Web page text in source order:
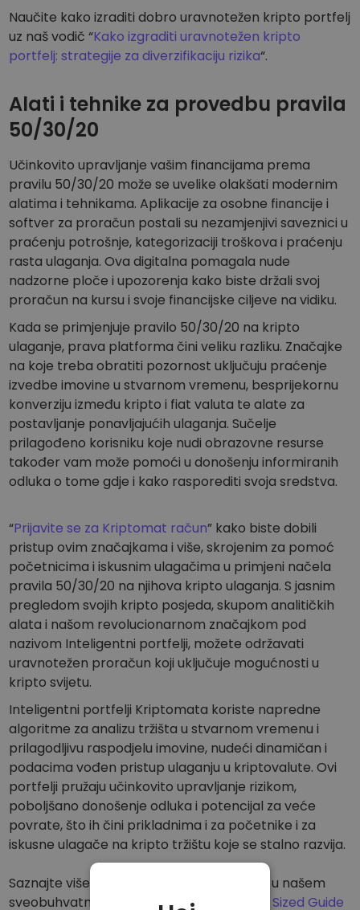
Naučite kako izraditi dobro uravnotežen kripto portfelj
uz naš vodič “Kako izgraditi uravnotežen kripto
portfelj: strategije za diverzifikaciju rizika“.
Alati i tehnike za provedbu pravila
50/30/20
Učinkovito upravljanje vašim financijama prema
pravilu 50/30/20 može se uvelike olakšati modernim
alatima i tehnikama. Aplikacije za osobne financije i
softver za proračun postali su nezamjenjivi saveznici u
praćenju potrošnje, kategorizaciji troškova i praćenju
rasta ulaganja. Ova digitalna pomagala nude
nadzorne ploče i upozorenja kako biste držali svoj
proračun na kursu i svoje financijske ciljeve na vidiku.
Kada se primjenjuje pravilo 50/30/20 na kripto
ulaganje, prava platforma čini veliku razliku. Značajke
na koje treba obratiti pozornost uključuju praćenje
izvedbe imovine u stvarnom vremenu, besprijekornu
konverziju između kripto i fiat valuta te alate za
postavljanje ponavljajućih ulaganja. Sučelje
prilagođeno korisniku koje nudi obrazovne resurse
također vam može pomoći u donošenju informiranih
odluka o tome gdje i kako rasporediti svoja sredstva.
“Prijavite se za Kriptomat račun” kako biste dobili
pristup ovim značajkama i više, skrojenim za pomoć
početnicima i iskusnim ulagačima u primjeni načela
pravila 50/30/20 na njihova kripto ulaganja. S jasnim
pregledom svojih kripto posjeda, skupom analitičkih
alata i našom revolucionarnom značajkom pod
nazivom Inteligentni portfelji, možete održavati
uravnotežen proračun koji uključuje mogućnosti u
kripto svijetu.
Inteligentni portfelji Kriptomata koriste napredne
algoritme za analizu tržišta u stvarnom vremenu i
prilagodljivu raspodjelu imovine, nudeći dinamičan i
podacima vođen pristup ulaganju u kriptovalute. Ovi
portfelji pružaju učinkovito upravljanje rizikom,
poboljšano donošenje odluka i potencijal za veće
povrate, što ih čini prikladnima i za početnike i za
iskusne ulagače na kripto tržištu koje se stalno razvija.
Saznajte više o ovoj inovativnoj tehnologiji u našem
sveobuhvatnom vodiču:Kriptomat’s Byte Sized Guide